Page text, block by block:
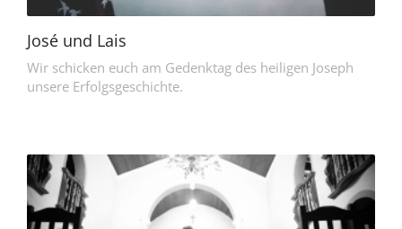
José und Lais
Wir schicken euch am Gedenktag des heiligen Joseph
unsere Erfolgsgeschichte.